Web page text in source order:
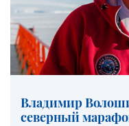
Владимир
северный